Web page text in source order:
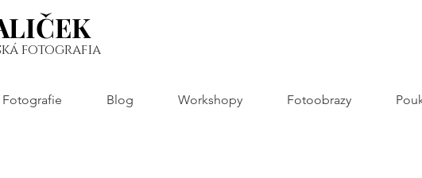
fotografia
Fotografie Blog Workshopy Fotoobrazy